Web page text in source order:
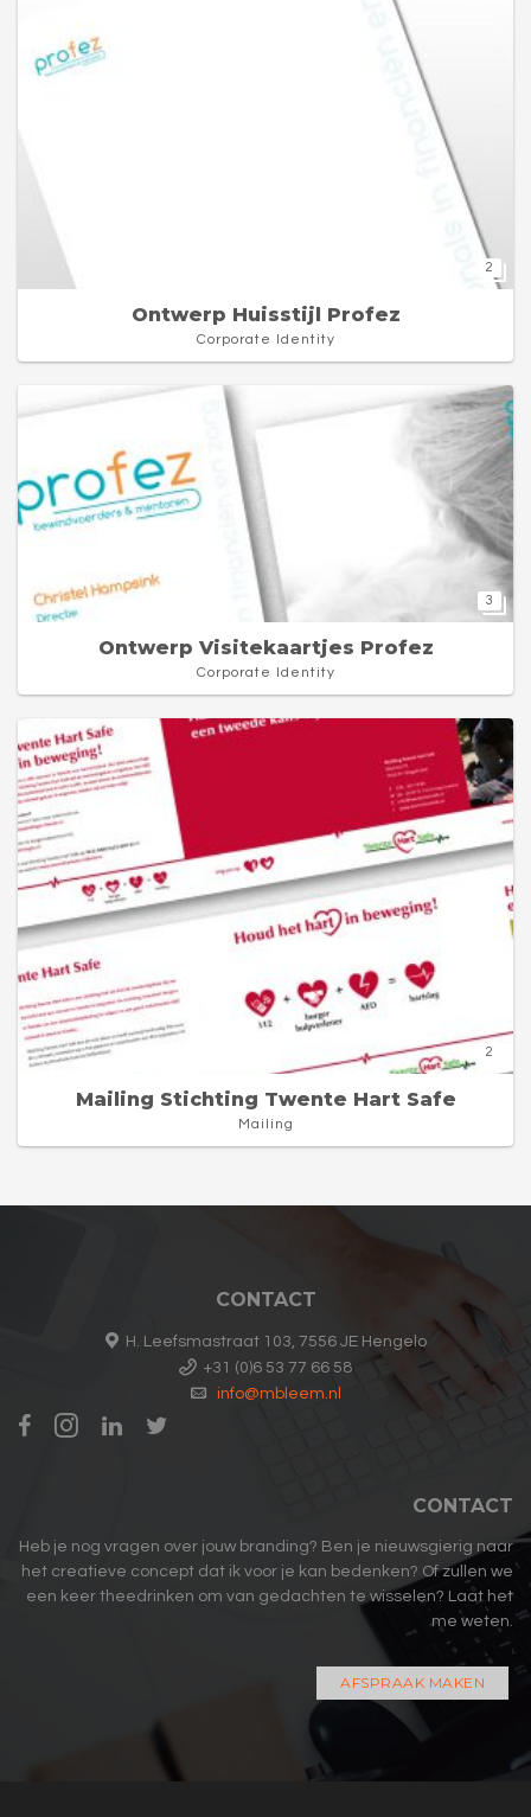
2
Ontwerp Huisstijl Profez
Corporate Identity
3
Ontwerp Visitekaartjes Profez
Corporate Identity
2
Mailing Stichting Twente Hart Safe
Mailing
CONTACT
H. Leefsmastraat 103, 7556 JE Hengelo
+31 (0)6 53 77 66 58
info@mbleem.nl
CONTACT
Heb je nog vragen over jouw branding? Ben je nieuwsgierig naar
het creatieve concept dat ik voor je kan bedenken? Of zullen we
een keer theedrinken om van gedachten te wisselen? Laat het
me weten.
AFSPRAAK MAKEN